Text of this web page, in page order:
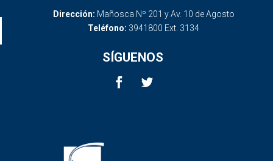
Dirección: Mañosca Nº 201 y Av. 10 de Agosto
Teléfono: 3941800 Ext. 3134
SÍGUENOS